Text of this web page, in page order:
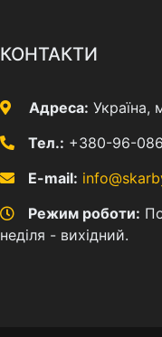
КОНТАКТИ
Адреса: Україна,
Тел.: +380-96-
E-mail:
Режим роботи:
неділя - вихідний.